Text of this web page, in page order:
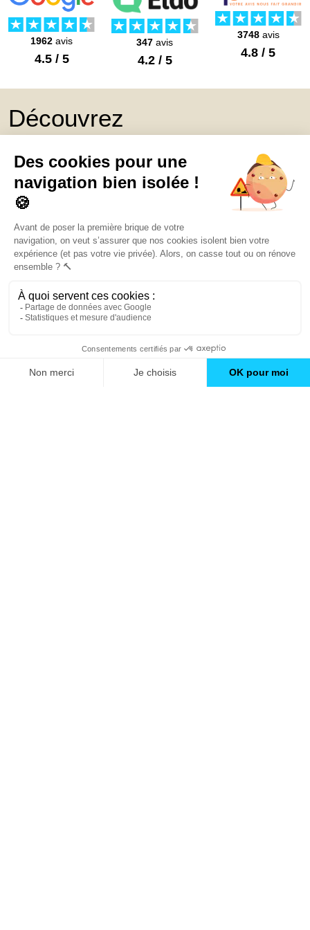
Travaux de rénovation sol intérieur à
Orléans (45)
1962 avis
4.5 / 5
347 avis
4.2 / 5
3748avis
4.8 / 5
Découvrez
un catalogue de
conseils et inspirations
Trouver une agence